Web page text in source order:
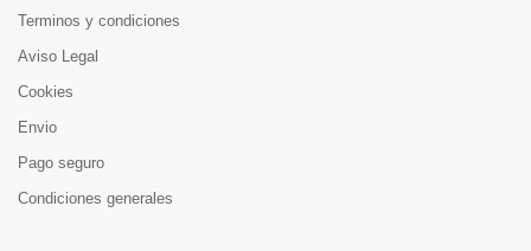
Terminos y condiciones
Aviso Legal
Cookies
Envio
Pago seguro
Condiciones generales